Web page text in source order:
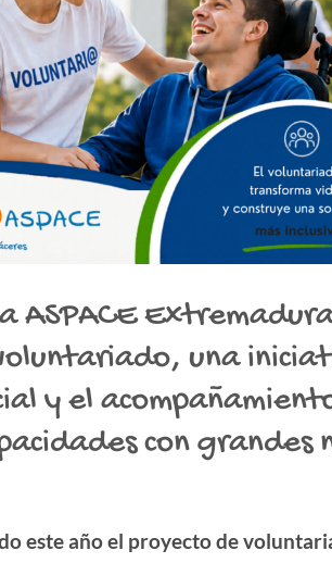
ASPACE
una
y el
con grandes
este año el proyecto de